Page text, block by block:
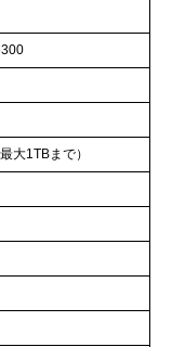
大1TBまで）